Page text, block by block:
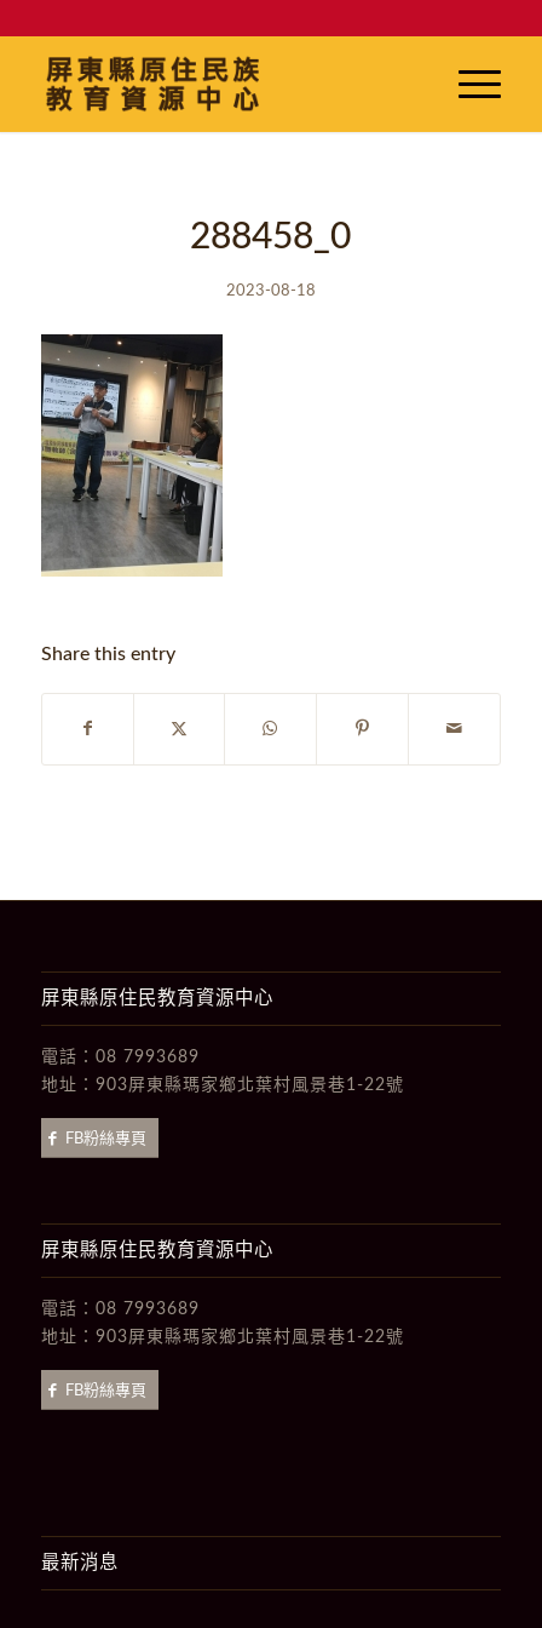
288458_0
2023-08-18
Share this entry
屏東縣原住民教育資源中心
電話： 08 7993689
地址： 903屏東縣瑪家鄉北葉村風景巷1-22號
FB粉絲專頁
屏東縣原住民教育資源中心
電話： 08 7993689
地址： 903屏東縣瑪家鄉北葉村風景巷1-22號
FB粉絲專頁
最新消息